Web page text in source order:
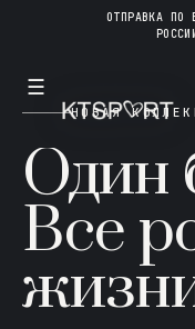
ОТПРАВКА ПО
☰
НОВАЯ
Один
Все